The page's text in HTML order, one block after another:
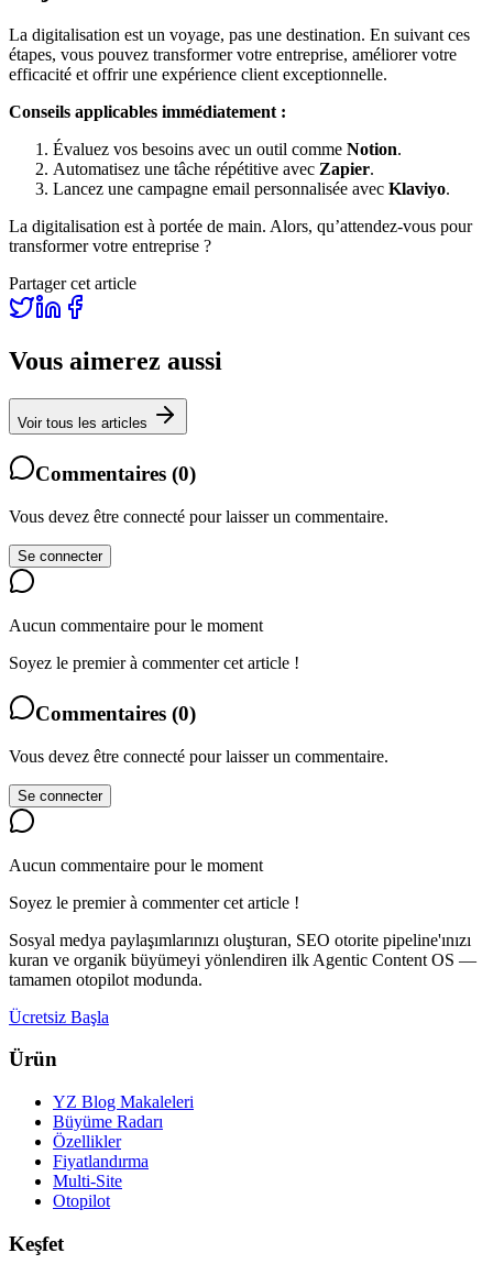
La digitalisation est un voyage, pas une destination. En suivant ces
étapes, vous pouvez transformer votre entreprise, améliorer votre
efficacité et offrir une expérience client exceptionnelle.
Conseils applicables immédiatement :
Évaluez vos besoins avec un outil comme Notion.
Automatisez une tâche répétitive avec Zapier.
Lancez une campagne email personnalisée avec Klaviyo.
La digitalisation est à portée de main. Alors, qu’attendez-vous pour
transformer votre entreprise ?
Partager cet article
Vous aimerez aussi
Voir tous les articles
Commentaires (0)
Vous devez être connecté pour laisser un commentaire.
Se connecter
Aucun commentaire pour le moment
Soyez le premier à commenter cet article !
Commentaires (0)
Vous devez être connecté pour laisser un commentaire.
Se connecter
Aucun commentaire pour le moment
Soyez le premier à commenter cet article !
Sosyal medya paylaşımlarınızı oluşturan, SEO otorite pipeline'ınızı
kuran ve organik büyümeyi yönlendiren ilk Agentic Content OS —
tamamen otopilot modunda.
Ücretsiz Başla
Ürün
YZ Blog Makaleleri
Büyüme Radarı
Özellikler
Fiyatlandırma
Multi-Site
Otopilot
Keşfet